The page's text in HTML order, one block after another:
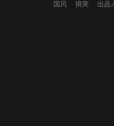
国风
搞笑
出品